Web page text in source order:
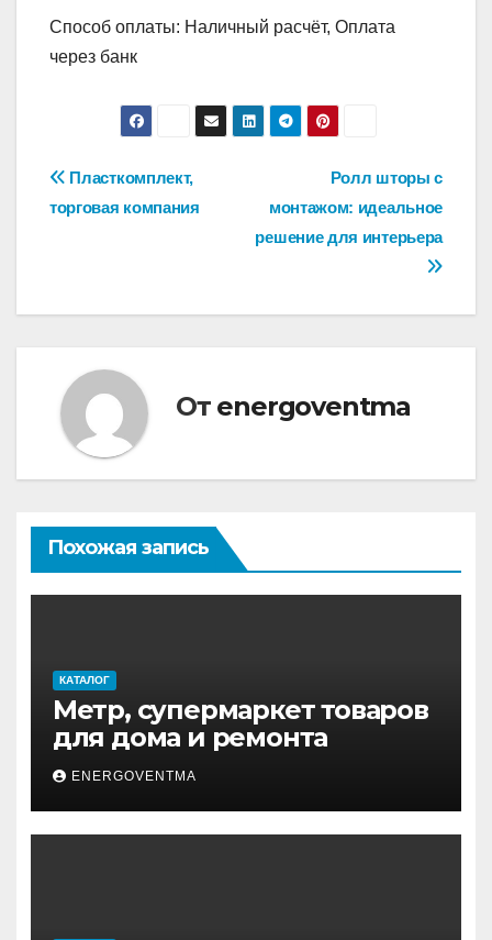
Способ оплаты: Наличный расчёт, Оплата
через банк
Навигация
по
Ролл шторы с
монтажом: идеальное
решение для интерьера
Пласткомплект,
торговая компания
От energoventma
Похожая запись
КАТАЛОГ
Метр, супермаркет товаров
для дома и ремонта
ENERGOVENTMA